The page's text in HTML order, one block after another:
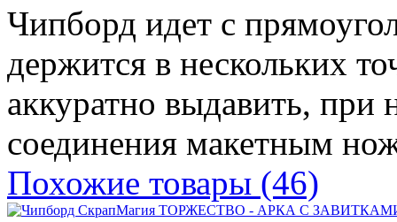
Чипборд идет с
держится в нескольких
аккуратно выдавить, при
соединения макетным
Похожие товары (46)